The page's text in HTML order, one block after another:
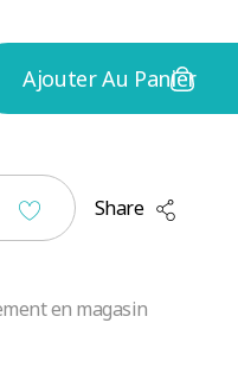
Ajouter Au Panier
Share
en magasin